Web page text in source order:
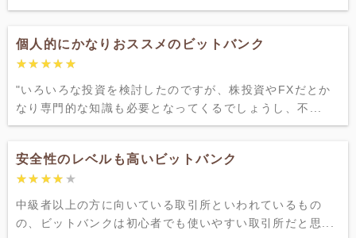
個人的にかなりおススメのビットバンク
★★★★★
★★★★★
"いろいろな投資を検討したのですが、株投資やFXだとか
なり専門的な知識も必要となってくるでしょうし、不...
安全性のレベルも高いビットバンク
★★★★★
★★★★★
中級者以上の方に向いている取引所といわれているもの
の、ビットバンクは初心者でも使いやすい取引所だと思...